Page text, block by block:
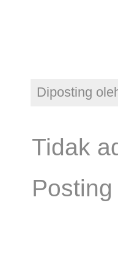
Diposting
Tidak